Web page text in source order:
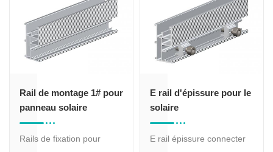
Rail de montage 1# pour
panneau solaire
Rails de fixation pour
E rail d'épissure pour le
solaire
E rail épissure connecter